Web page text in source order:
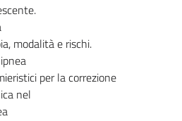
modalità e rischi.
per la correzione
nel